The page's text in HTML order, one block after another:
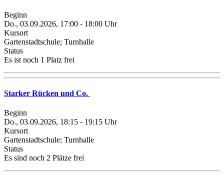
Beginn
Do., 03.09.2026, 17:00 - 18:00 Uhr
Kursort
Gartenstadtschule; Turnhalle
Status
Es ist noch 1 Platz frei
Starker Rücken und Co.
Beginn
Do., 03.09.2026, 18:15 - 19:15 Uhr
Kursort
Gartenstadtschule; Turnhalle
Status
Es sind noch 2 Plätze frei